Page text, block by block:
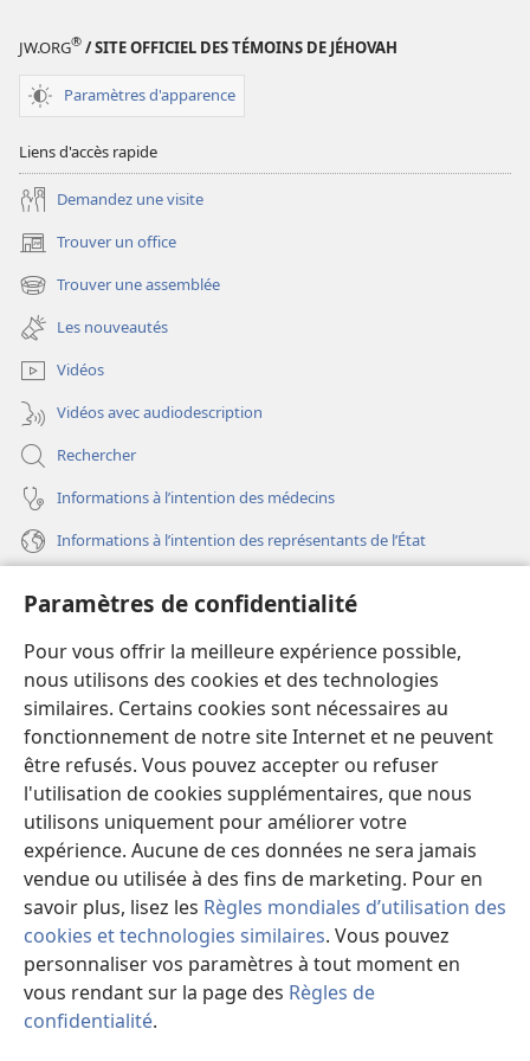
Paramètres de confidentialité
Pour vous offrir la meilleure expérience possible,
nous utilisons des cookies et des technologies
similaires. Certains cookies sont nécessaires au
fonctionnement de notre site Internet et ne peuvent
être refusés. Vous pouvez accepter ou refuser
l'utilisation de cookies supplémentaires, que nous
utilisons uniquement pour améliorer votre
expérience. Aucune de ces données ne sera jamais
vendue ou utilisée à des fins de marketing. Pour en
savoir plus, lisez les Règles mondiales d’utilisation des
cookies et technologies similaires. Vous pouvez
personnaliser vos paramètres à tout moment en
vous rendant sur la page des Règles de
confidentialité.
JW.ORG® / SITE OFFICIEL DES TÉMOINS DE JÉHOVAH
Paramètres d'apparence
Liens d'accès rapide
Demandez une visite
Trouver un office
(ouvre
une
nouvelle
fenêtre)
Trouver une assemblée
(ouvre
une
nouvelle
fenêtre)
Les nouveautés
Vidéos
Vidéos avec audiodescription
Rechercher
Informations à l’intention des médecins
Informations à l’intention des représentants de l’État
(ouvre
une
nouvelle
fenêtre)
Bibliothèque en ligne
(ouvre
une
nouvelle
fenêtre)
JW Hub®
(ouvre
une
nouvelle
fenêtre)
JW Library
Watchtower Library
Copyright© 2026 Watch Tower Bible and Tract Society of Pennsylvania.
CONDITIONS D’UTILISATION
PARAMÈTRES DE CONFIDENTIALITÉ